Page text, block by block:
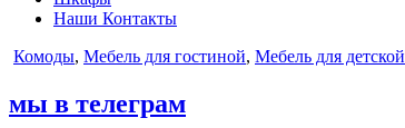
Наши Контакты
Опубликовано
Комоды, Мебель для гостиной, Мебель для детской
мы в телеграм